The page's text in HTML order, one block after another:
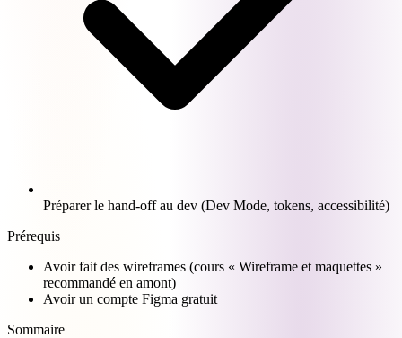
Préparer le hand-off au dev (Dev Mode, tokens, accessibilité)
Prérequis
Avoir fait des wireframes (cours « Wireframe et maquettes »
recommandé en amont)
Avoir un compte Figma gratuit
Sommaire